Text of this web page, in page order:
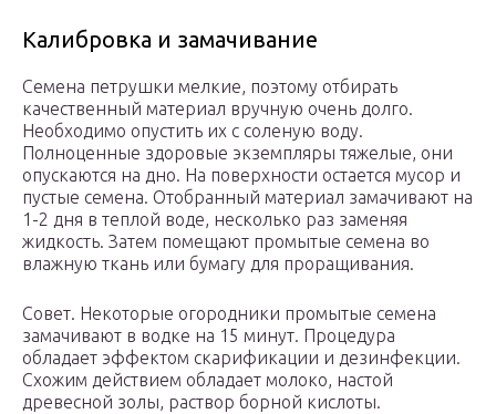
Калибровка и замачивание
Семена петрушки мелкие, поэтому отбирать
качественный материал вручную очень долго.
Необходимо опустить их с соленую воду.
Полноценные здоровые экземпляры тяжелые, они
опускаются на дно. На поверхности остается мусор и
пустые семена. Отобранный материал замачивают на
1-2 дня в теплой воде, несколько раз заменяя
жидкость. Затем помещают промытые семена во
влажную ткань или бумагу для проращивания.
Совет. Некоторые огородники промытые семена
замачивают в водке на 15 минут. Процедура
обладает эффектом скарификации и дезинфекции.
Схожим действием обладает молоко, настой
древесной золы, раствор борной кислоты.